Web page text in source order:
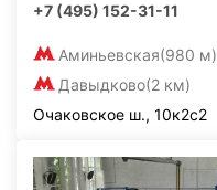
+7 (495) 152-31-11
Аминьевская(980 м)
Давыдково(2 км)
Очаковское ш., 10к2с2